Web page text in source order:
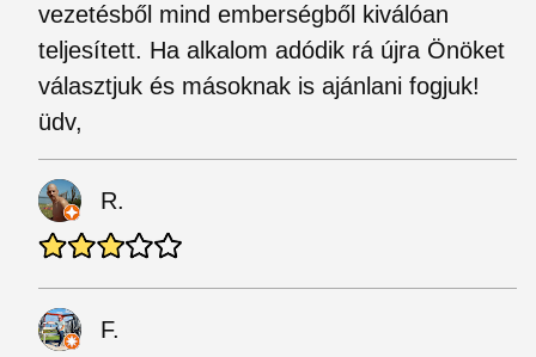
vezetésből mind emberségből kiválóan
teljesített. Ha alkalom adódik rá újra Önöket
választjuk és másoknak is ajánlani fogjuk!
üdv,
R.
F.